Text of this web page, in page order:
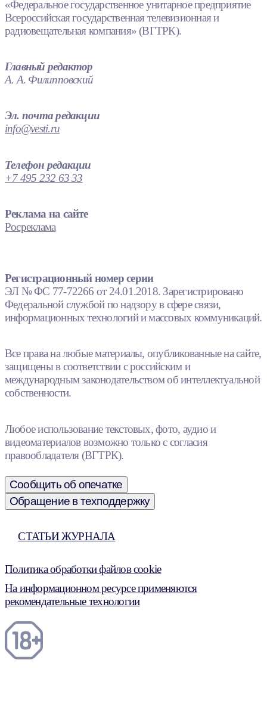
«Федеральное государственное унитарное предприятие
Всероссийская государственная телевизионная и
радиовещательная компания» (ВГТРК).
Главный редактор
А. А. Филипповский
Эл. почта редакции
info@vesti.ru
Телефон редакции
+7 495 232 63 33
Реклама на сайте
Росреклама
Регистрационный номер серии
ЭЛ № ФС 77-72266 от 24.01.2018. Зарегистрировано
Федеральной службой по надзору в сфере связи,
информационных технологий и массовых коммуникаций.
Все права на любые материалы, опубликованные на сайте,
защищены в соответствии с российским и
международным законодательством об интеллектуальной
собственности.
Любое использование текстовых, фото, аудио и
видеоматериалов возможно только с согласия
правообладателя (ВГТРК).
Сообщить об опечатке
Обращение в техподдержку
СТАТЬИ ЖУРНАЛА
Политика обработки файлов cookie
На информационном ресурсе применяются
рекомендательные технологии